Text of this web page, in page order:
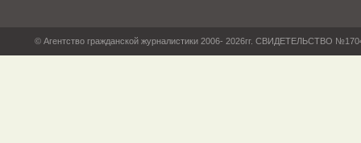
© Агентство гражданской журналистики 2006- 2026гг. СВИДЕТЕЛЬСТВО